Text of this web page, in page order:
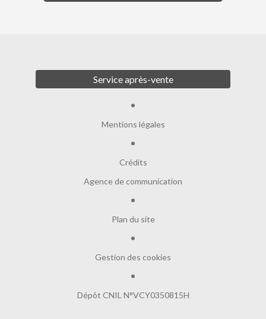
Service après-vente
Mentions légales
Crédits
Agence de communication
Plan du site
Gestion des cookies
Dépôt CNIL N°VCY0350815H